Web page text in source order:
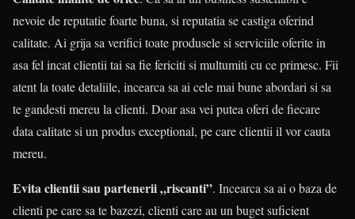
nevoie de reputatie foarte buna, si reputatia se castiga oferind
calitate. Ai grija sa verifici toate produsele si serviciile oferite in
asa fel incat clientii tai sa fie fericiti si multumiti cu ce primesc. Fii
atent la toate detaliile, incearca sa ai cele mai bune abordari si sa
te gandesti mereu la clienti. Doar asa vei putea oferi de fiecare
data calitate si un produs exceptional, pe care clientii il vor cauta
mereu.
Evita clientii sau partenerii „riscanti”. Incearca sa ai o baza de
clienti pe care sa te bazezi, clienti care au un buget suficient